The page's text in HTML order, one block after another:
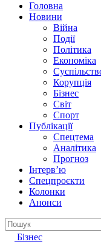
Головна
Новини
Війна
Події
Політика
Економіка
Корупція
Бізнес
Світ
Спорт
Публікації
Спецтема
Аналітика
Прогноз
Інтерв’ю
Спецпроєкти
Колонки
Анонси
Бізнес